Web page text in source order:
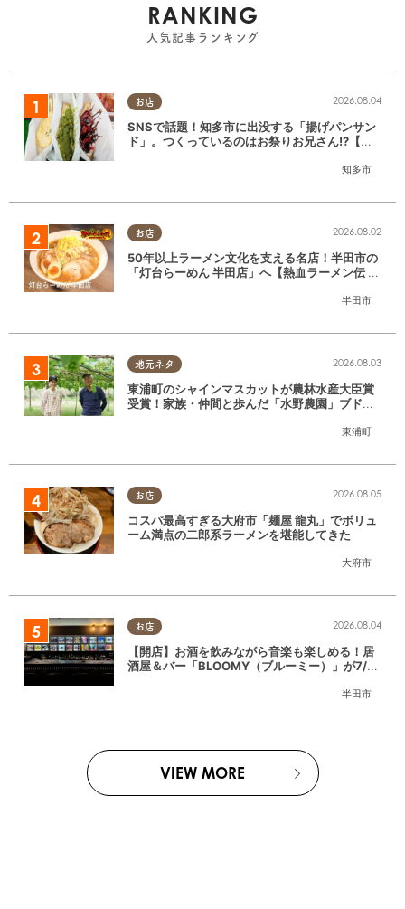
RANKING
人気記事ランキング
お店
知多市
2026.08.04
SNSで話題！知多市に出没する「揚げパンサン
ド」。つくっているのはお祭りお兄さん!?【ち
お店
半田市
2026.08.02
50年以上ラーメン文化を支える名店！半田市の
「灯台らーめん 半田店」へ【熱血ラーメン伝 8
地元ネタ
東浦町
2026.08.03
東浦町のシャインマスカットが農林水産大臣賞
受賞！家族・仲間と歩んだ「水野農園」ブドウ
お店
大府市
2026.08.05
コスパ最高すぎる大府市「麺屋 龍丸」でボリュ
ーム満点の二郎系ラーメンを堪能してきた
お店
半田市
2026.08.04
【開店】お酒を飲みながら音楽も楽しめる！居
酒屋＆バー「BLOOMY（ブルーミー）」が7/3
VIEW MORE